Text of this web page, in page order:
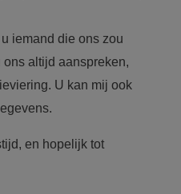
iemand die ons zou
altijd aanspreken,
U kan mij ook
en hopelijk tot